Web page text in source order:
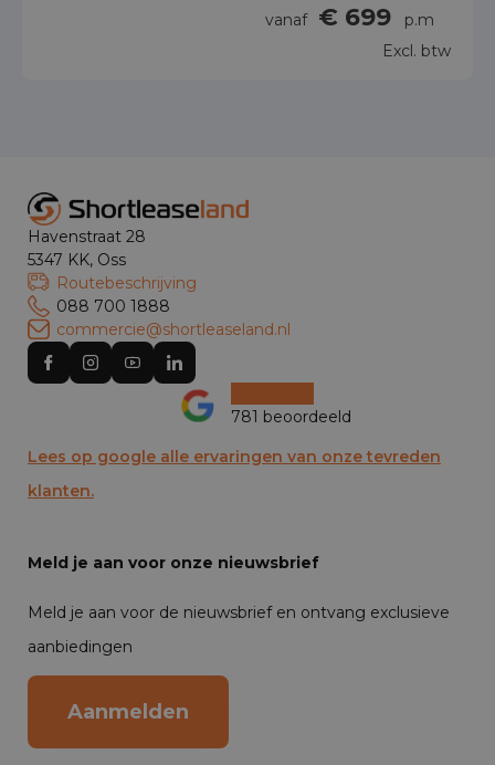
vanaf € 699
p.m
Excl. btw
Havenstraat 28
5347 KK, Oss
Routebeschrijving
088 700 1888
commercie@shortleaseland.nl
781 beoordeeld
Lees op google alle ervaringen van onze tevreden
klanten.
Meld je aan voor onze nieuwsbrief
Meld je aan voor de nieuwsbrief en ontvang exclusieve
aanbiedingen
Aanmelden